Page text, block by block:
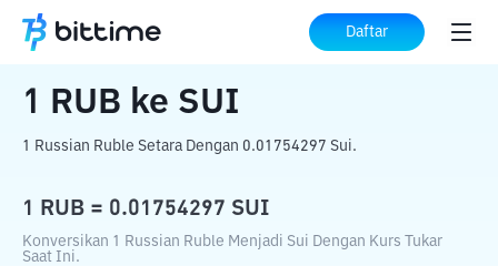
Daftar
Beranda Konverter Kripto ke SUI
1 RUB ke SUI
1 Russian Ruble Setara Dengan 0.01754297 Sui.
1 RUB = 0.01754297 SUI
Konversikan 1 Russian Ruble Menjadi Sui Dengan Kurs Tukar
Saat Ini.